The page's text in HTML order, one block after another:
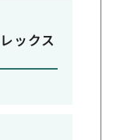
ックス